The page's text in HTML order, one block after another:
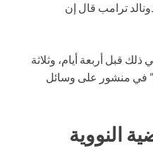
ترامب قال إن
ذلك قبل أربعة أيام، وثلاثة
في منشور على وسائل
النووية